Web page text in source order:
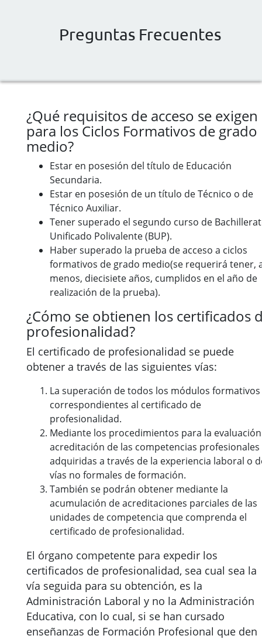
Preguntas Frecuentes
¿Qué requisitos de acceso se exigen
para los Ciclos Formativos de grado
medio?
Estar en posesión del título de Educación
Secundaria.
Estar en posesión de un título de Técnico o de
Técnico Auxiliar.
Tener superado el segundo curso de
Unificado Polivalente (BUP).
Haber superado la prueba de acceso a ciclos
formativos de grado medio(se requerirá tener,
menos, diecisiete años, cumplidos en el año de
realización de la prueba).
¿Cómo se obtienen los certificados
profesionalidad?
El certificado de profesionalidad se puede
obtener a través de las siguientes vías:
La superación de todos los módulos formativos
correspondientes al certificado de
profesionalidad.
Mediante los procedimientos para la
acreditación de las competencias profesionales
adquiridas a través de la experiencia laboral o
vías no formales de formación.
También se podrán obtener mediante la
acumulación de acreditaciones parciales de las
unidades de competencia que comprenda el
certificado de profesionalidad.
El órgano competente para expedir los
certificados de profesionalidad, sea cual sea la
vía seguida para su obtención, es la
Administración Laboral y no la Administración
Educativa, con lo cual, si se han cursado
enseñanzas de Formación Profesional que den